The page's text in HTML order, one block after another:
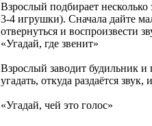
Взрослый подбирает
3-4 игрушки). Сначала дайте
отвернуться и воспроизвести
«Угадай, где звенит»
Взрослый заводит будильник и
угадать, откуда раздаётся
«Угадай, чей это голос»